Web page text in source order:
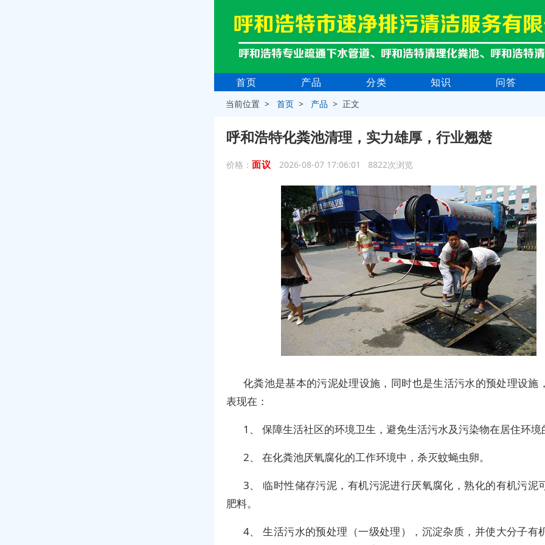
首页 产品 分类 知识 问答
当前位置 >首页 > 产品 > 正文
呼和浩特化粪池清理，实力雄厚，行业翘楚
价格： 面议 2026-08-07 17:06:01 8822次浏览
化粪池是基本的污泥处理设施，同时也是生活污水的预处理设施
表现在：
1、 保障生活社区的环境卫生，避免生活污水及污染物在居住环境
2、 在化粪池厌氧腐化的工作环境中，杀灭蚊蝇虫卵。
3、 临时性储存污泥，有机污泥进行厌氧腐化，熟化的有机污泥
肥料。
4、 生活污水的预处理（一级处理），沉淀杂质，并使大分子有